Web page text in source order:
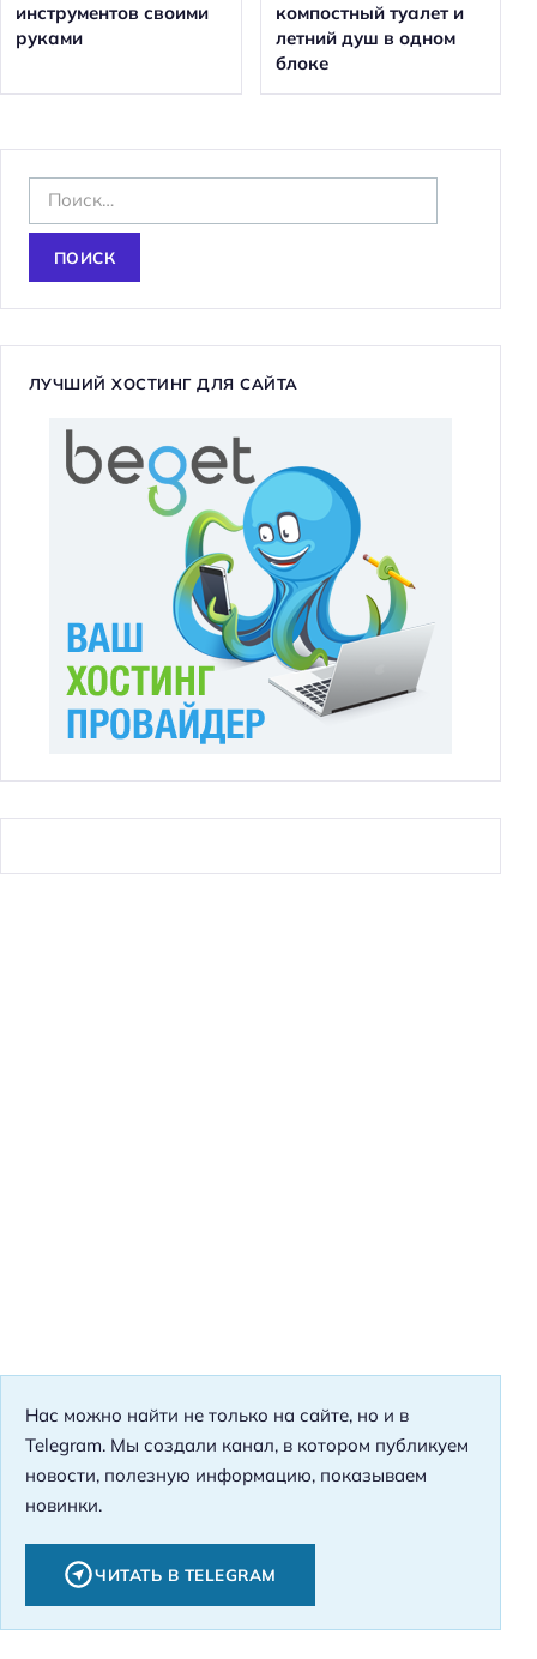
инструментов своими
руками
компостный туалет и
летний душ в одном
блоке
а
и
ЛУЧШИЙ ХОСТИНГ ДЛЯ САЙТА
Нас можно найти не только на сайте, но и в
Telegram. Мы создали канал, в котором публикуем
новости, полезную информацию, показываем
новинки.
ЧИТАТЬ В TELEGRAM